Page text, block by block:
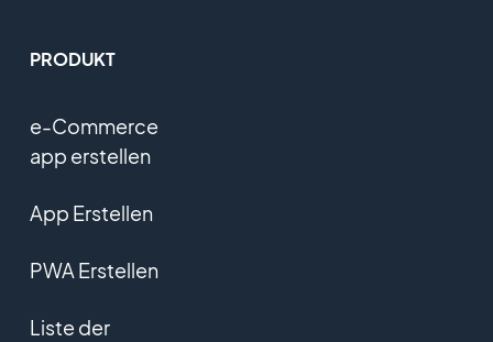
PRODUKT
e-Commerce
app erstellen
App Erstellen
PWA Erstellen
Liste der